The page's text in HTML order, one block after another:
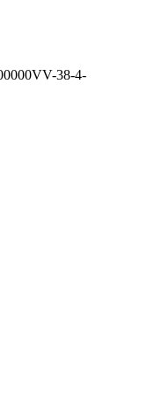
38-4-